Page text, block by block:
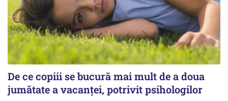
De ce copiii se bucură mai mult de a doua
jumătate a vacanței, potrivit psihologilor